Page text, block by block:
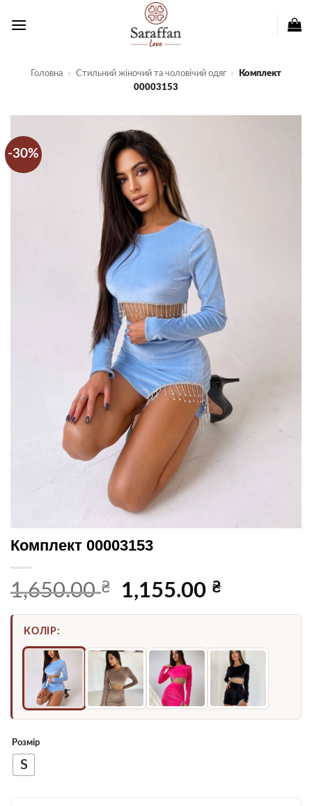
Головна » Стильний жіночий та чоловічий одяг »
Комплект
00003153
-30%
Комплект 00003153
1,650.00₴
Оригінальна
ціна:
1,155.00 ₴
1,155.00 ₴.
КОЛІР:
Розмір
S